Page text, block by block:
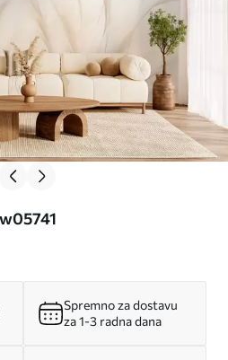
Spremno za dostavu
za 1-3 radna dana